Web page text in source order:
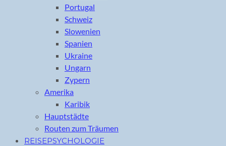
Portugal
Schweiz
Slowenien
Spanien
Ukraine
Ungarn
Zypern
Amerika
Karibik
Hauptstädte
Routen zum Träumen
REISEPSYCHOLOGIE